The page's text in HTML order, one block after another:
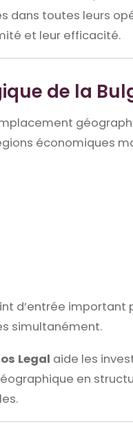
dans toutes leurs
et leur efficacité.
de la
économiques
d’entrée important
simultanément.
Legal aide les
en